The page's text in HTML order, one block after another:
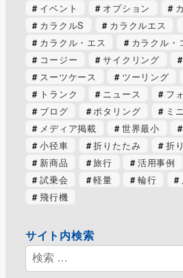
イベント
オプション
カラクルS
カラクルエス
カラクル・エス
カラクル・
コージー
サイクリング
スーツケース
ツーリング
トランク
ニュース
フ
ブログ
ポタリング
ミ
メディア掲載
世界最小
小径車
折りたたみ
折
新商品
旅行 活用事例
試乗会
軽量 輪行
飛行機
サイト内検索
検
索